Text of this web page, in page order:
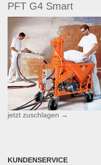
PFT G4 Smart
jetzt zuschlagen →
KUNDENSERVICE